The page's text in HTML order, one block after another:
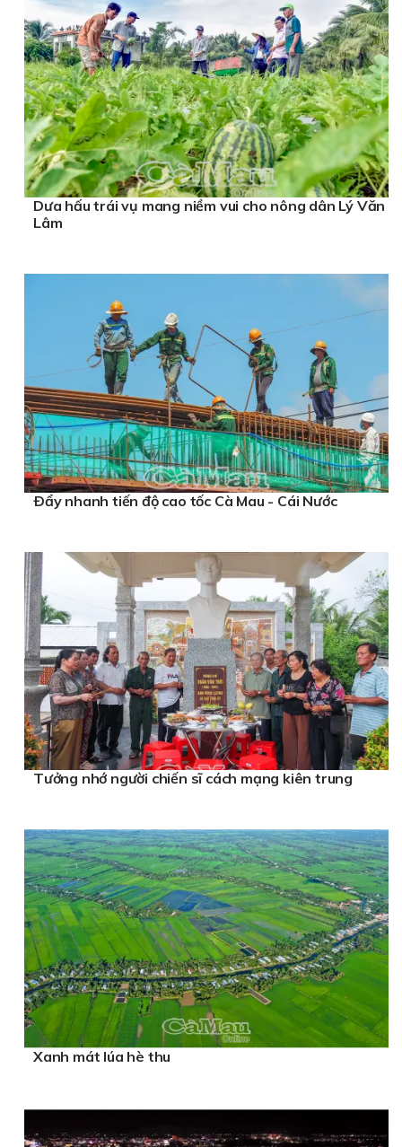
Dưa hấu trái vụ mang niềm vui cho nông dân Lý Văn
Lâm
Ðẩy nhanh tiến độ cao tốc Cà Mau - Cái Nước
Tưởng nhớ người chiến sĩ cách mạng kiên trung
Xanh mát lúa hè thu